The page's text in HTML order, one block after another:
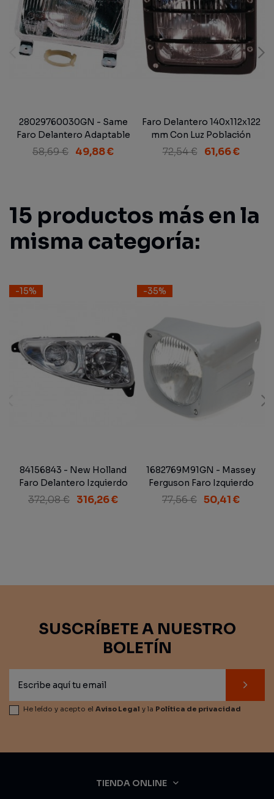
28029760030GN - Same
Faro Delantero Adaptable
167x106 mm.
58,69 € 49,88 €
Faro Delantero 140x112x122
mm Con Luz Población
72,54 € 61,66 €
15 productos más en la
misma categoría:
-15%
84156843 - New Holland
Faro Delantero Izquierdo
372,08 € 316,26 €
-35%
1682769M91GN - Massey
Ferguson Faro Izquierdo
Completo Adaptable Serie
77,56 € 50,41 €
SUSCRÍBETE A NUESTRO
BOLETÍN
He leído y acepto el Aviso Legal y la Política de privacidad
TIENDA ONLINE